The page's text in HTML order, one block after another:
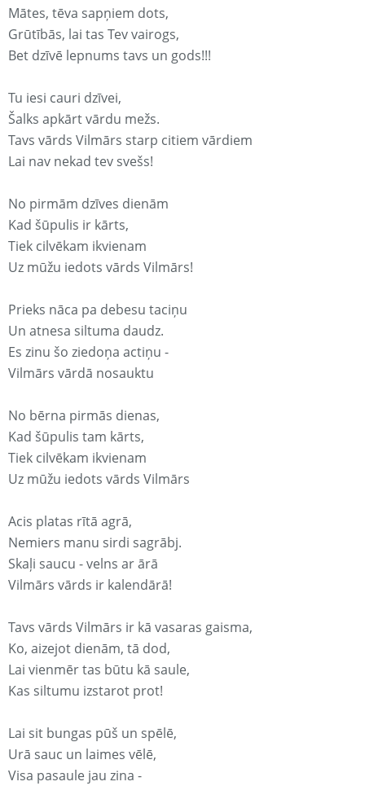
Mātes, tēva sapņiem dots,
Grūtībās, lai tas Tev vairogs,
Bet dzīvē lepnums tavs un gods!!!
Tu iesi cauri dzīvei,
Šalks apkārt vārdu mežs.
Tavs vārds Vilmārs starp citiem vārdiem
Lai nav nekad tev svešs!
No pirmām dzīves dienām
Kad šūpulis ir kārts,
Tiek cilvēkam ikvienam
Uz mūžu iedots vārds Vilmārs!
Prieks nāca pa debesu taciņu
Un atnesa siltuma daudz.
Es zinu šo ziedoņa actiņu -
Vilmārs vārdā nosauktu
No bērna pirmās dienas,
Kad šūpulis tam kārts,
Tiek cilvēkam ikvienam
Uz mūžu iedots vārds Vilmārs
Acis platas rītā agrā,
Nemiers manu sirdi sagrābj.
Skaļi saucu - velns ar ārā
Vilmārs vārds ir kalendārā!
Tavs vārds Vilmārs ir kā vasaras gaisma,
Ko, aizejot dienām, tā dod,
Lai vienmēr tas būtu kā saule,
Kas siltumu izstarot prot!
Lai sit bungas pūš un spēlē,
Urā sauc un laimes vēlē,
Visa pasaule jau zina -